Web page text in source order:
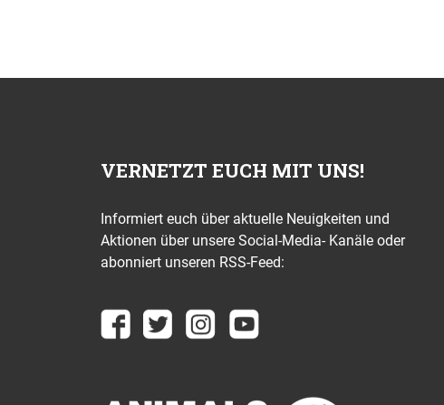
VERNETZT EUCH MIT UNS!
Informiert euch über aktuelle Neuigkeiten und
Aktionen über unsere Social-Media- Kanäle oder
abonniert unseren RSS-Feed: